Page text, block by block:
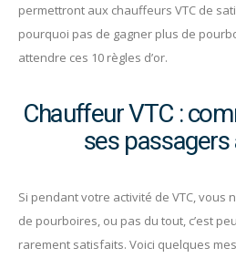
permettront aux chauffeurs VTC de
pourquoi pas de gagner plus de
attendre ces 10 règles d’or.
Chauffeur VTC :
ses passagers
Si pendant votre activité de VTC, vous
de pourboires, ou pas du tout, c’est
rarement satisfaits. Voici quelques